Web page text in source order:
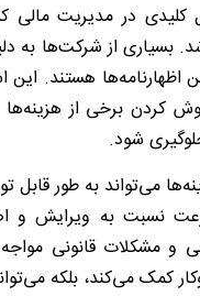
کلیدی در مدیریت
بسیاری از شرکت‌ها به
اظهارنامه‌ها هستند.
کردن برخی از
شود.
می‌تواند به طور
نسبت به ویرایش و
و مشکلات قانونی
کمک می‌کند، بلکه